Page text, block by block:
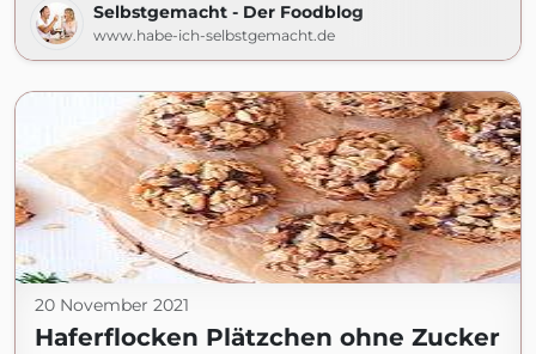
Selbstgemacht - Der Foodblog
www.habe-ich-selbstgemacht.de
20 November 2021
Haferflocken Plätzchen ohne Zucker